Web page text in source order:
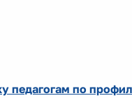
педагогам по